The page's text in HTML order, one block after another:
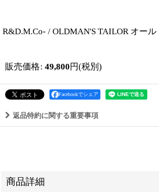
R&D.M.Co- / OLDMAN'S TAILOR オー
販売価格: 49,800 円(税別)
Facebookでシェア
返品特約に関する重要事項
商品詳細